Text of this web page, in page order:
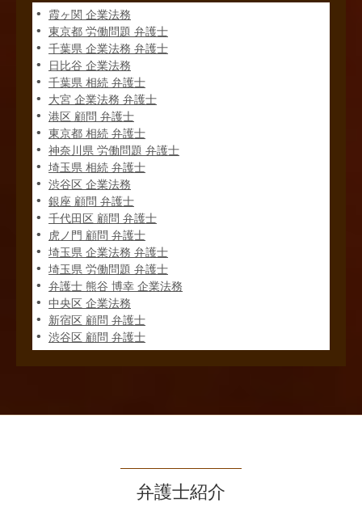
霞ヶ関 企業法務
東京都 労働問題 弁護士
千葉県 企業法務 弁護士
日比谷 企業法務
千葉県 相続 弁護士
大宮 企業法務 弁護士
港区 顧問 弁護士
東京都 相続 弁護士
神奈川県 労働問題 弁護士
埼玉県 相続 弁護士
渋谷区 企業法務
銀座 顧問 弁護士
千代田区 顧問 弁護士
虎ノ門 顧問 弁護士
埼玉県 企業法務 弁護士
埼玉県 労働問題 弁護士
弁護士 熊谷 博幸 企業法務
中央区 企業法務
新宿区 顧問 弁護士
渋谷区 顧問 弁護士
弁護士紹介